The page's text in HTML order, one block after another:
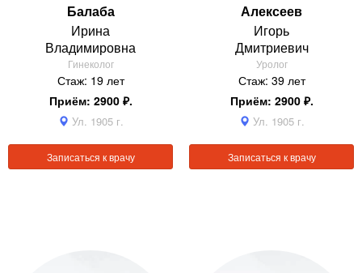
Балаба
Ирина
Владимировна
Гинеколог
Стаж: 19 лет
Приём: 2900 ₽.
Ул. 1905 г.
Записаться к врачу
Алексеев
Игорь
Дмитриевич
Уролог
Стаж: 39 лет
Приём: 2900 ₽.
Ул. 1905 г.
Записаться к врачу